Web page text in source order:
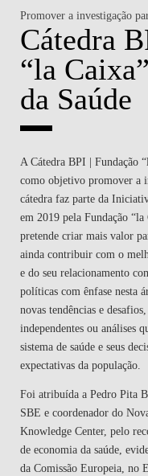
Promover a investigação
Cátedra
“la
da Saúde
A Cátedra BPI | Fundação
como objetivo promover a
cátedra faz parte da
em 2019 pela Fundação
pretende criar mais valor
ainda contribuir com o
e do seu relacionamento
políticas com ênfase nesta
novas tendências e
independentes ou análises
sistema de saúde e seus
expectativas da população.
Foi atribuída a Pedro Pita
SBE e coordenador do
Knowledge Center, pelo
de economia da saúde,
da Comissão Europeia, no